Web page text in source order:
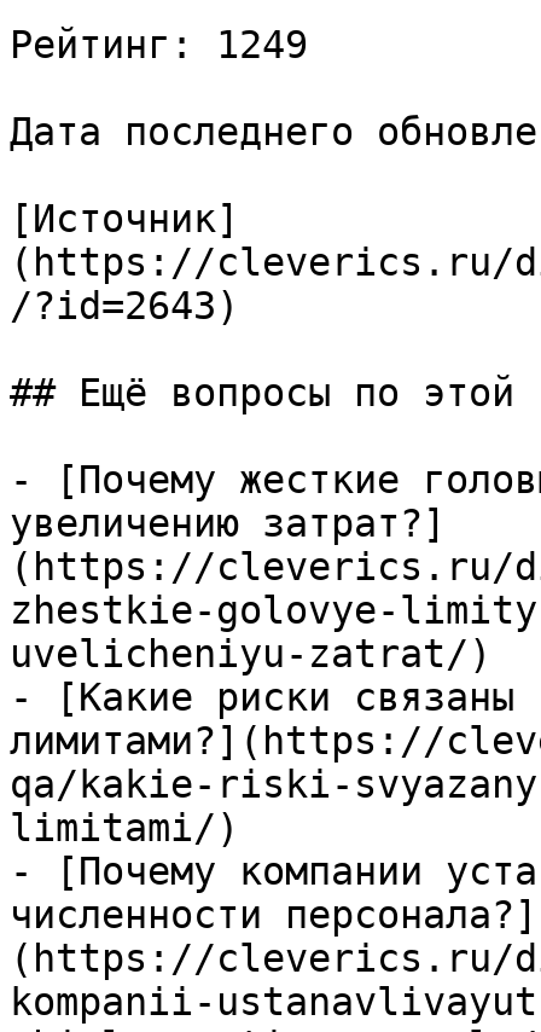
Рейтинг: 1249
Дата последнего
[Источник]
(https://cleverics.ru/
/?id=2643)
## Ещё вопросы по этой
- [Почему жесткие
увеличению затрат?]
(https://cleverics.ru/
zhestkie-golovye-
uvelicheniyu-zatrat/)
- [Какие риски связаны
лимитами?](https://
qa/kakie-riski-
limitami/)
- [Почему компании
численности персонала?]
(https://cleverics.ru/
kompanii-